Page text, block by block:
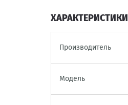
ХАРАКТЕРИСТИКИ
Производитель
Модель